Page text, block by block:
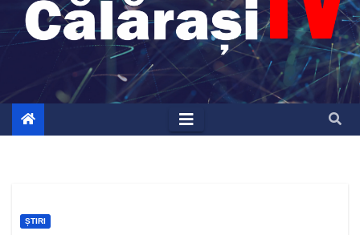
ȘTIRI